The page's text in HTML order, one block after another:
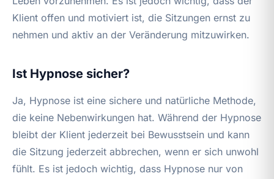
Klient offen und motiviert ist, die Sitzungen ernst zu
nehmen und aktiv an der Veränderung mitzuwirken.
Ist Hypnose sicher?
Ja, Hypnose ist eine sichere und natürliche Methode,
die keine Nebenwirkungen hat. Während der Hypnose
bleibt der Klient jederzeit bei Bewusstsein und kann
die Sitzung jederzeit abbrechen, wenn er sich unwohl
fühlt. Es ist jedoch wichtig, dass Hypnose nur von